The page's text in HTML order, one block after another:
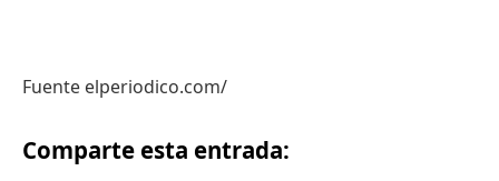
Fuente elperiodico.com/
Comparte esta entrada: